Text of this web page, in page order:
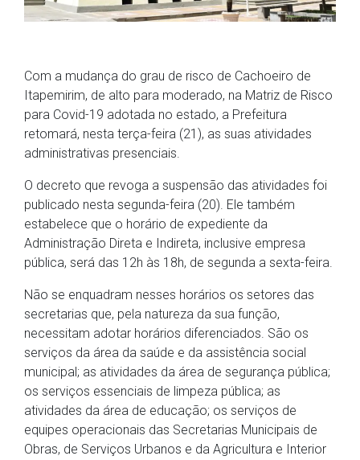
Com a mudança do grau de risco de Cachoeiro de
Itapemirim, de alto para moderado, na Matriz de Risco
para Covid-19 adotada no estado, a Prefeitura
retomará, nesta terça-feira (21), as suas atividades
administrativas presenciais.
O decreto que revoga a suspensão das atividades foi
publicado nesta segunda-feira (20). Ele também
estabelece que o horário de expediente da
Administração Direta e Indireta, inclusive empresa
pública, será das 12h às 18h, de segunda a sexta-feira.
Não se enquadram nesses horários os setores das
secretarias que, pela natureza da sua função,
necessitam adotar horários diferenciados. São os
serviços da área da saúde e da assistência social
municipal; as atividades da área de segurança pública;
os serviços essenciais de limpeza pública; as
atividades da área de educação; os serviços de
equipes operacionais das Secretarias Municipais de
Obras, de Serviços Urbanos e da Agricultura e Interior